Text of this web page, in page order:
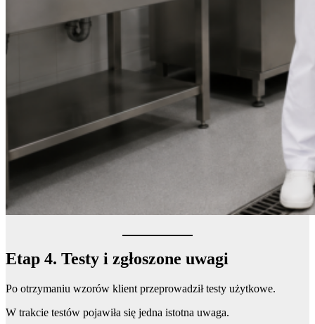
Etap 4. Testy i zgłoszone uwagi
Po otrzymaniu wzorów klient przeprowadził testy użytkowe.
W trakcie testów pojawiła się jedna istotna uwaga.